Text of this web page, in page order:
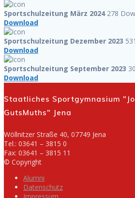
Sportschulzeitung März 2024 278
Download
Sportschulzeitung Dezember 2023
Download
Sportschulzeitung September 2023
Download
Staatliches Sportgymnasium
GutsMuths" Jena
Wöllnitzer Straße 40, 07749 Jena
Tel.: 03641 – 3815 0
Fax: 03641 – 3815 11
© Copyright
Alumni
Datenschutz
Impressum